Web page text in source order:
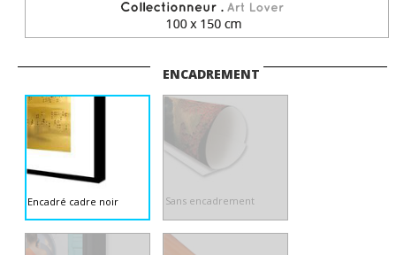
ENCADREMENT
Encadré cadre noir Sans encadrement